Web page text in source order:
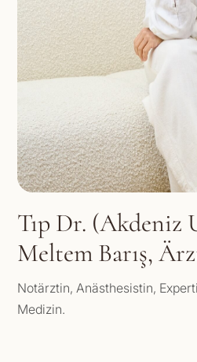
Tıp Dr. (Akdeniz
Meltem Barış,
Notärztin, Anästhesistin,
Medizin.